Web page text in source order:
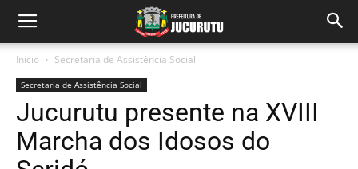
Início Secretaria de Assistência Social
Secretaria de Assistência Social
Jucurutu presente na XVIII
Marcha dos Idosos do